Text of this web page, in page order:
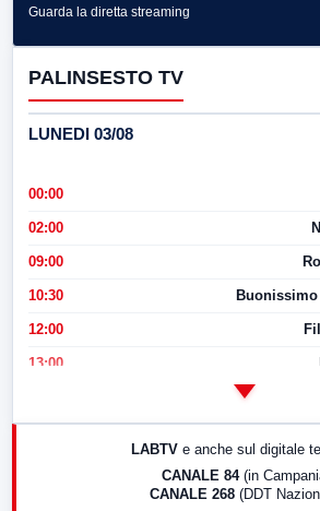
Guarda la diretta streaming
PALINSESTO TV
LUNEDI 03/08
00:00
02:00
09:00
10:30
12:00
13:00
LABTV e anche sul digitale
CANALE 84 (in
CANALE 268 (DDT